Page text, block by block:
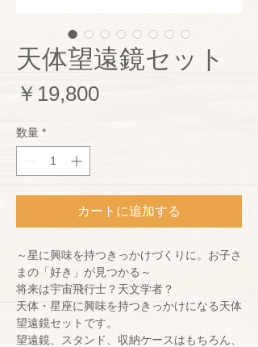
天体望遠鏡セット
￥19,800価
数量 *
カートに追加する
～星に興味を持つきっかけづくりに。お子さ
まの「好き」が見つかる～
将来は宇宙飛行士？天文学者？
天体・星座に興味を持つきっかけになる天体
望遠鏡セットです。
望遠鏡、スタンド、収納ケースはもちろん、